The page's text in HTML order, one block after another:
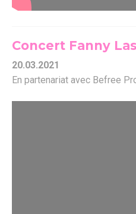
Concert Fanny
20.03.2021
En partenariat avec Befree